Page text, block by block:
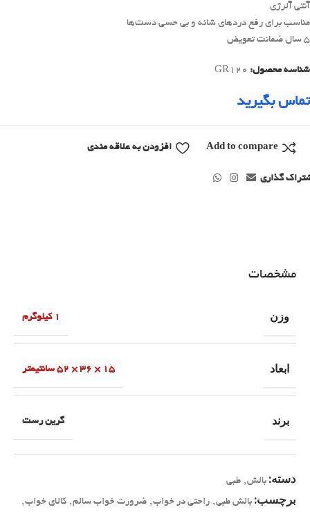
آنتی آلرژی
مناسب برای رفع دردهای شانه و بی حسی دست‌ها
5 سال ضمانت تعویض
شناسه محصول: GR120
تماس بگیرید
Add to compare افزودن به علاقه مندی
گذاری
مشخصات
وزن 1 کیلوگرم
ابعاد 15 × 36 × 52 سانتیمتر
برند گرین رست
دسته: بالش, طبی
برچسب: بالش طبی, راحتی در خواب, ضرورت خواب سالم, کالای خواب,